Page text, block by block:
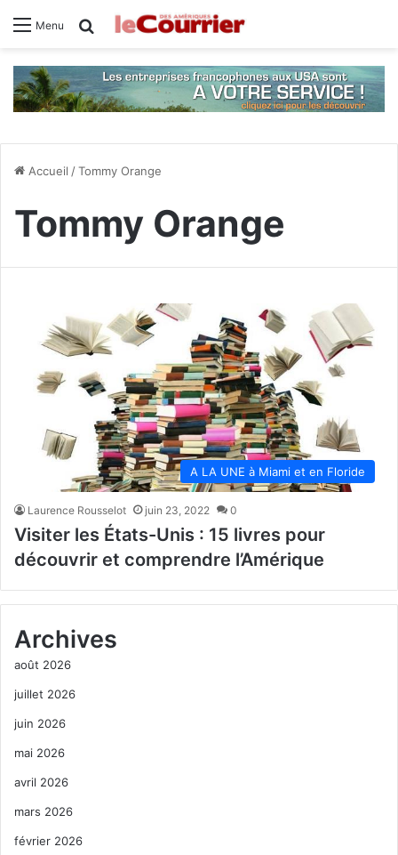
Menu Rechercher
Accueil /Tommy Orange
Tommy Orange
A LA UNE à Miami et en Floride
Laurence Rousselot juin 23, 2022 0
Visiter les États-Unis : 15 livres pour
découvrir et comprendre l’Amérique
Archives
août 2026
juillet 2026
juin 2026
mai 2026
avril 2026
mars 2026
février 2026